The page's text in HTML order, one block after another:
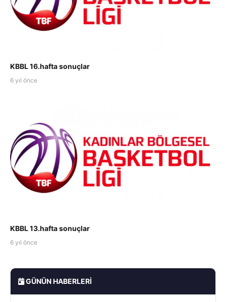
KBBL 16.hafta sonuçlar
6 yıl önce
KBBL 13.hafta sonuçlar
6 yıl önce
GÜNÜN HABERLERI